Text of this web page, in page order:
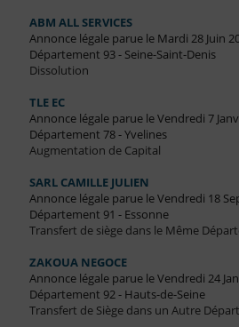
ABM ALL SERVICES
Annonce légale parue le Mardi 28 Juin
Département 93 - Seine-Saint-Denis
Dissolution
TLE EC
Annonce légale parue le Vendredi 7
Département 78 - Yvelines
Augmentation de Capital
SARL CAMILLE JULIEN
Annonce légale parue le Vendredi 18
Département 91 - Essonne
Transfert de siège dans le Même
ZAKOUA NEGOCE
Annonce légale parue le Vendredi 24
Département 92 - Hauts-de-Seine
Transfert de Siège dans un Autre